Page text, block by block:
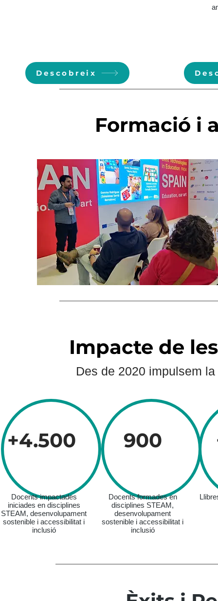
Descobreix
Formació i
Impacte de
Des de 2020 impulsem
+4.500 900
Docents impactades
iniciades en disciplines
STEAM, desenvolupament
sostenible i accessibilitat i
inclusió
Docents formades en
disciplines STEAM,
desenvolupament
sostenible i accessibilitat i
inclusió